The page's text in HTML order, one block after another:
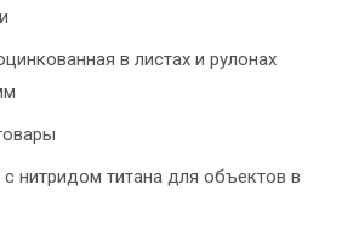
в листах и рулонах
нитридом титана для объектов в